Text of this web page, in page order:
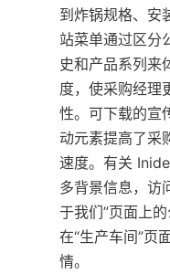
到炸锅规格、安
站菜单通过区分
史和产品系列来
度，使采购经理
性。可下载的宣
动元素提高了采
速度。有关
多背景信息，访
于我们”页面上
在“生产车间”页
情。